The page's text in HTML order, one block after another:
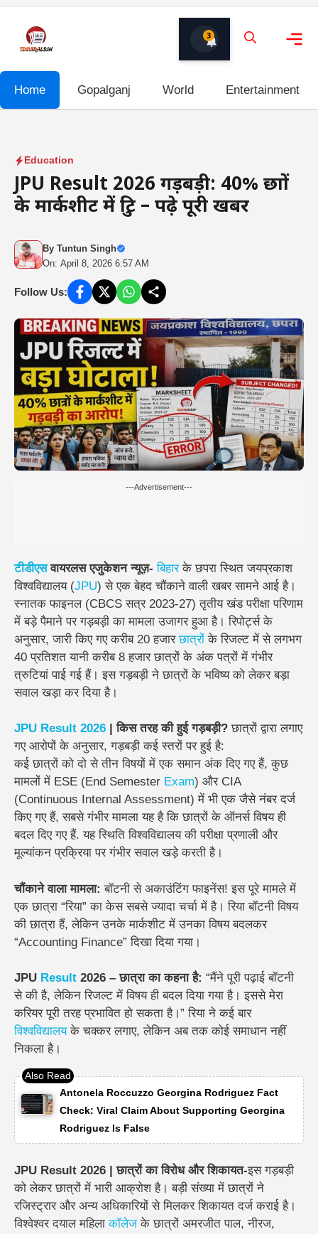
content
3
Home Gopalganj World Entertainment
Education
JPU Result 2026 गड़बड़ी: 40% छात्रों
के मार्कशीट में त्रुटि – पढ़े पूरी खबर
By Tuntun Singh
On: April 8, 2026 6:57 AM
Follow Us:
---Advertisement---
टीडीएसवायरलस एजुकेशन न्यूज़- बिहारके छपरा स्थित जयप्रकाश
विश्वविद्यालय (JPU) से एक बेहद चौंकाने वाली खबर सामने आई है।
स्नातक फाइनल (CBCS सत्र 2023-27) तृतीय खंड परीक्षा परिणाम
में बड़े पैमाने पर गड़बड़ी का मामला उजागर हुआ है। रिपोर्ट्स के
अनुसार, जारी किए गए करीब 20 हजारछात्रों के रिजल्ट में से लगभग
40 प्रतिशत यानी करीब 8 हजार छात्रों के अंक पत्रों में गंभीर
त्रुटियां पाई गई हैं। इस गड़बड़ी ने छात्रों के भविष्य को लेकर बड़ा
सवाल खड़ा कर दिया है।
JPU Result 2026 | किस तरह की हुई गड़बड़ी?छात्रों द्वारा लगाए
गए आरोपों के अनुसार, गड़बड़ी कई स्तरों पर हुई है:
कई छात्रों को दो से तीन विषयों में एक समान अंक दिए गए हैं, कुछ
मामलों में ESE (End Semester Exam) और CIA
(Continuous Internal Assessment) में भी एक जैसे नंबर दर्ज
किए गए हैं, सबसे गंभीर मामला यह है कि छात्रों के ऑनर्स विषय ही
बदल दिए गए हैं. यह स्थिति विश्वविद्यालय की परीक्षा प्रणाली और
मूल्यांकन प्रक्रिया पर गंभीर सवाल खड़े करती है।
चौंकाने वाला मामला: बॉटनी से अकाउंटिंग फाइनेंस! इस पूरे मामले में
एक छात्रा “रिया” का केस सबसे ज्यादा चर्चा में है। रिया बॉटनी विषय
की छात्रा हैं, लेकिन उनके मार्कशीट में उनका विषय बदलकर
“Accounting Finance” दिखा दिया गया।
JPU Result 2026 – छात्रा का कहना है: “मैंने पूरी पढ़ाई बॉटनी
से की है, लेकिन रिजल्ट में विषय ही बदल दिया गया है। इससे मेरा
करियर पूरी तरह प्रभावित हो सकता है।” रिया ने कई बार
विश्वविद्यालयके चक्कर लगाए, लेकिन अब तक कोई समाधान नहीं
निकला है।
Antonela Roccuzzo Georgina Rodriguez Fact
Check: Viral Claim About Supporting Georgina
Rodriguez Is False
JPU Result 2026 | छात्रों का विरोध और शिकायत-इस गड़बड़ी
को लेकर छात्रों में भारी आक्रोश है। बड़ी संख्या में छात्रों ने
रजिस्ट्रार और अन्य अधिकारियों से मिलकर शिकायत दर्ज कराई है।
विश्वेश्वर दयाल महिलाकॉलेजके छात्रों अमरजीत पाल, नीरज,